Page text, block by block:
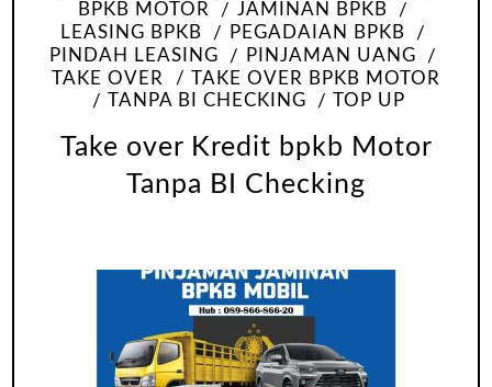
BPKB MOTOR
JAMINAN BPKB
LEASING BPKB
PEGADAIAN BPKB
PINDAH LEASING
PINJAMAN UANG
TAKE OVER
TAKE OVER BPKB MOTOR
TANPA BI CHECKING
TOP UP
Take over Kredit bpkb Motor
Tanpa BI Checking